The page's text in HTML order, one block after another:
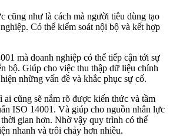
cũng như là cách mà người tiêu dùng tạo
Có thể kiểm soát nội bộ và kết hợp
mà doanh nghiệp có thể tiếp cận tới sự
bộ. Giúp cho việc thu thập dữ liệu chính
những vấn đề và khắc phục sự cố.
cũng sẽ nắm rõ được kiến thức và tầm
ISO 14001. Và giúp cho nguồn nhân lực
gian hơn. Nhờ vậy quy trình có thể
nhanh và trôi chảy hơn nhiều.